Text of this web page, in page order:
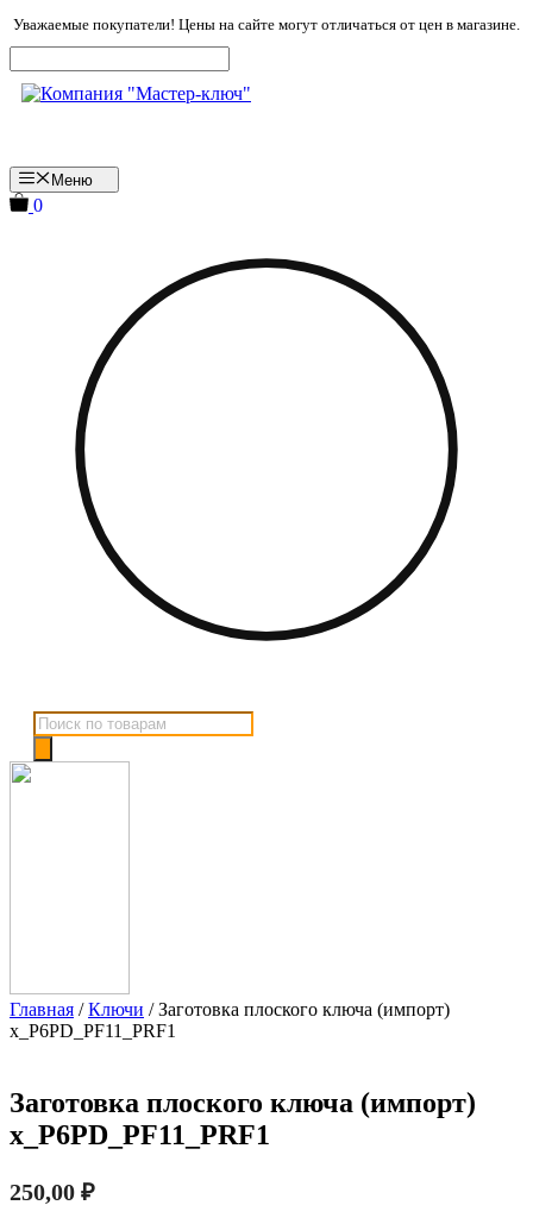
Перейти
к
содержимому
Уважаемые покупатели! Цены на сайте могут отличаться от цен в магазине.
Меню
0
Поиск
товаров
Главная /Ключи / Заготовка плоского ключа (импорт)
x_P6PD_PF11_PRF1
Заготовка плоского ключа (импорт)
x_P6PD_PF11_PRF1
250,00 ₽